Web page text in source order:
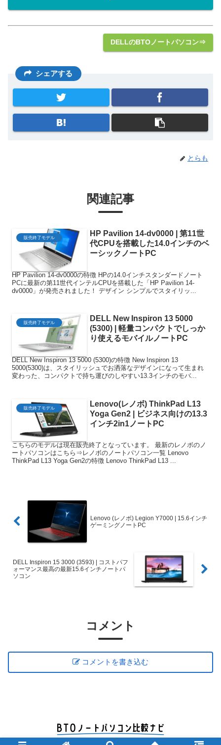
DELLのBTOノートパソコン⇒
シェアする
とらも
関連記事
販売終了モデル
HP Pavilion 14-dv0000 | 第11世
代CPUを搭載した14.0インチのベ
ーシックノートPC
HP Pavilion 14-dv0000の特徴 HPの14.0インチスタンダードノート
PCに最新の第11世代インテルCPUを搭載した「HP Pavilion 14-
dv0000」が発売されました！ デザイン シンプルでスタイリッ...
販売終了モデル
DELL New Inspiron 13 5000
(5300) | 軽量コンパクトでしっか
り使えるモバイルノートPC
DELL New Inspiron 13 5000 (5300)の特徴 New Inspiron 13
5000(5300)は、スタイリッシュでお洒落なデザインになって生まれ
変わった、コンパクトで持ち運びのしやすい13.3インチのモバ...
販売終了モデル
Lenovo(レノボ) ThinkPad L13
Yoga Gen2 | ビジネス向けの13.3
インチ2in1ノートPC
こちらのモデルは現在販売終了となっています。 最新のレノボのノ
ートパソコンはこちら⇒レノボのノートパソコン一覧 Lenovo
ThinkPad L13 Yoga Gen2の特徴 Lenovo ThinkPad L13 ...
Lenovo (レノボ) Legion Y7000 | 15.6インチ
ゲーミングノートPC
DELL Inspiron 15 3000 (3593) | コストパフ
ォーマンス最高の最新15.6インチノートパ
ソコン
コメント
コメントを書き込む